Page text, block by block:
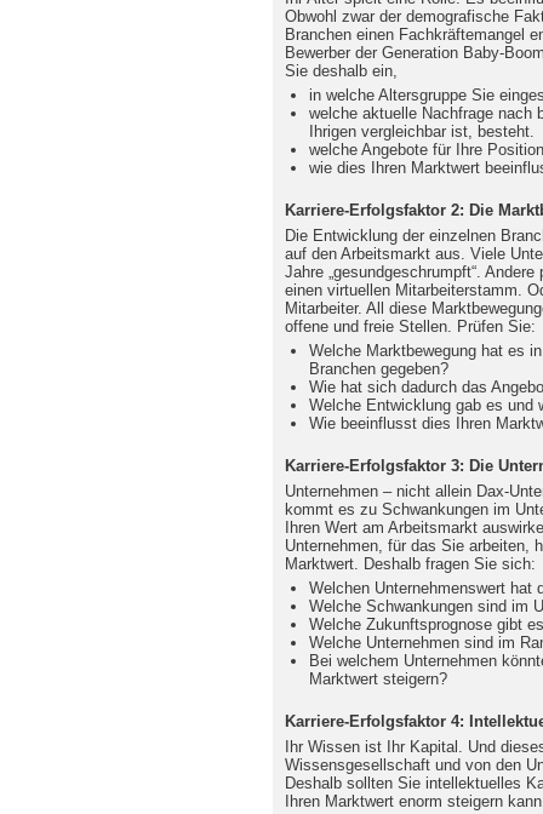
Obwohl zwar der demografische
Branchen einen Fachkräftemangel
Bewerber der Generation Baby-
Sie deshalb ein,
in welche Altersgruppe Sie
welche aktuelle Nachfrage nach
Ihrigen vergleichbar ist, besteht.
welche Angebote für Ihre
wie dies Ihren Marktwert
Karriere-Erfolgsfaktor 2: Die
Die Entwicklung der einzelnen
auf den Arbeitsmarkt aus. Viele
Jahre „gesundgeschrumpft“.
einen virtuellen Mitarbeiterstamm.
Mitarbeiter. All diese
offene und freie Stellen. Prüfen Sie:
Welche Marktbewegung hat es
Branchen gegeben?
Wie hat sich dadurch das
Welche Entwicklung gab es und
Wie beeinflusst dies Ihren
Karriere-Erfolgsfaktor 3: Die
Unternehmen – nicht allein Dax-
kommt es zu Schwankungen im
Ihren Wert am Arbeitsmarkt
Unternehmen, für das Sie arbeiten,
Marktwert. Deshalb fragen Sie sich:
Welchen Unternehmenswert hat
Welche Schwankungen sind im
Welche Zukunftsprognose gibt
Welche Unternehmen sind im
Bei welchem Unternehmen
Marktwert steigern?
Karriere-Erfolgsfaktor 4:
Ihr Wissen ist Ihr Kapital. Und
Wissensgesellschaft und von den
Deshalb sollten Sie intellektuelles
Ihren Marktwert enorm steigern